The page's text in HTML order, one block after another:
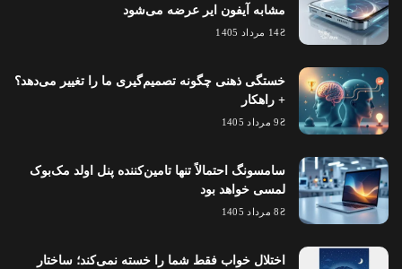
مشابه آیفون ایر عرضه می‌شود
14 مرداد 1405
خستگی ذهنی چگونه تصمیم‌گیری ما را تغییر می‌دهد؟
+ راهکار
9 مرداد 1405
سامسونگ احتمالاً تنها تامین‌کننده پنل اولد مک‌بوک
لمسی خواهد بود
8 مرداد 1405
اختلال خواب فقط شما را خسته نمی‌کند؛ ساختار